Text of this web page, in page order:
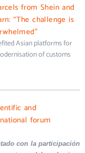
from Shein and
“The challenge is
Asian platforms for
of customs
and
forum
con la participación